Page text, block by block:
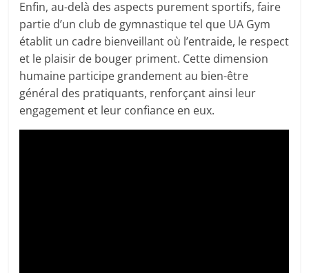
Enfin, au-delà des aspects purement sportifs, faire
partie d’un club de gymnastique tel que UA Gym
établit un cadre bienveillant où l’entraide, le respect
et le plaisir de bouger priment. Cette dimension
humaine participe grandement au bien-être
général des pratiquants, renforçant ainsi leur
engagement et leur confiance en eux.